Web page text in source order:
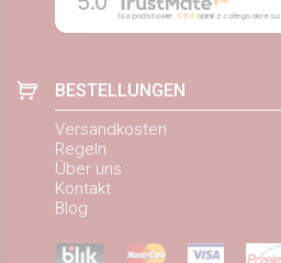
Na podstawie 884opinii z całego okresu
BESTELLUNGEN
Versandkosten
Regeln
Über uns
Kontakt
Blog